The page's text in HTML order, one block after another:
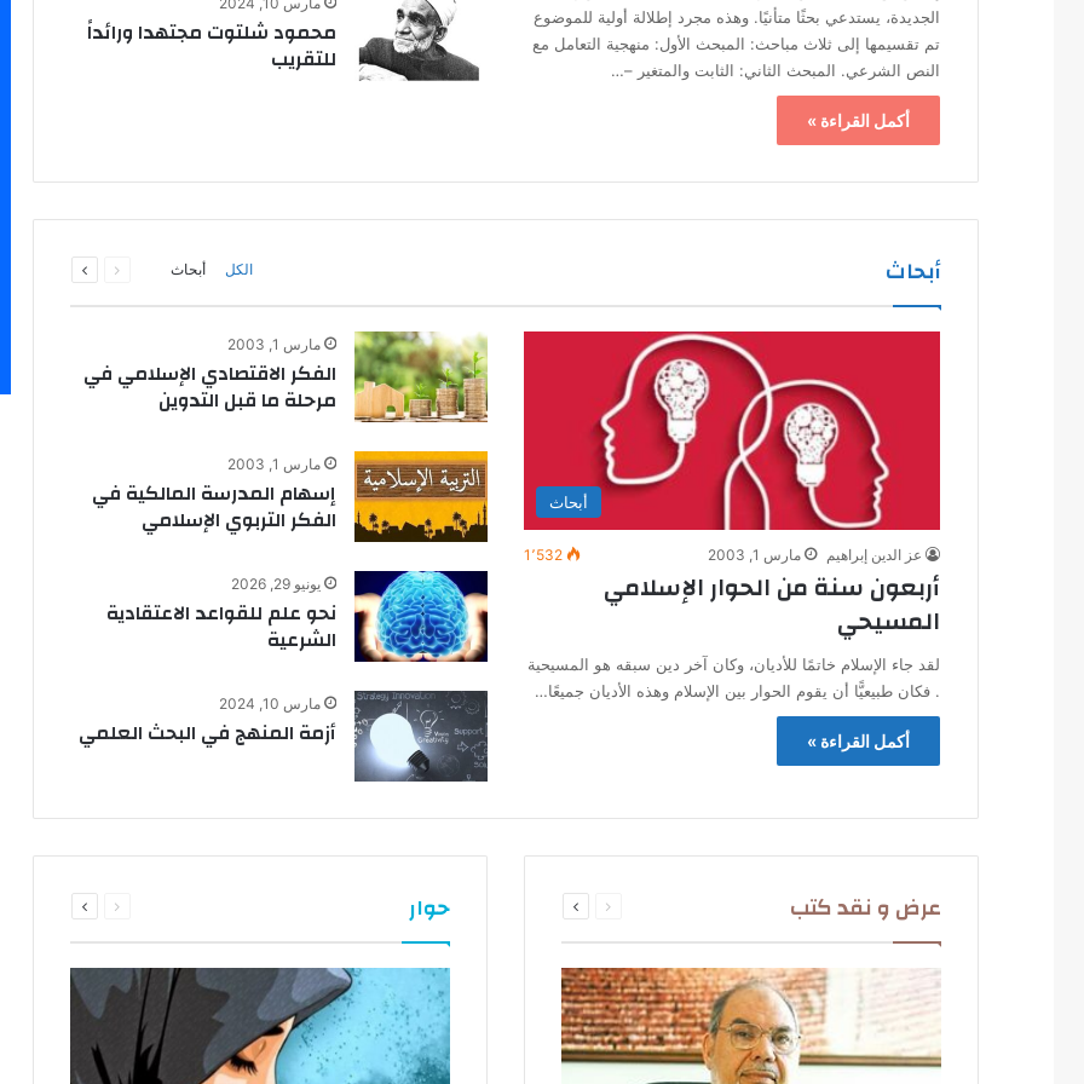
الجديدة، يستدعي بحثًا متأنيًا. وهذه مجرد إطلالة أولية للموضوع
تم تقسيمها إلى ثلاث مباحث: المبحث الأول: منهجية التعامل مع
النص الشرعي. المبحث الثاني: الثابت والمتغير –…
أكمل القراءة »
محمود شلتوت مجتهدا ورائداً
للتقريب
أبحاث الكل أبحاث
الصفحة
أبحاث
عز الدين إبراهيم مارس 1, 2003 1٬532
أربعون سنة من الحوار الإسلامي
المسيحي
لقد جاء الإسلام خاتمًا للأديان، وكان آخر دين سبقه هو المسيحية
. فكان طبيعيًّا أن يقوم الحوار بين الإسلام وهذه الأديان جميعًا…
أكمل القراءة »
مارس 1, 2003
الفكر الاقتصادي الإسلامي في
مرحلة ما قبل التدوين
مارس 1, 2003
إسهام المدرسة المالكية في
الفكر التربوي الإسلامي
يونيو 29, 2026
نحو علم للقواعد الاعتقادية
الشرعية
مارس 10, 2024
أزمة المنهج في البحث العلمي
عرض و نقد كتب
الصفحة
حوار
الصفحة